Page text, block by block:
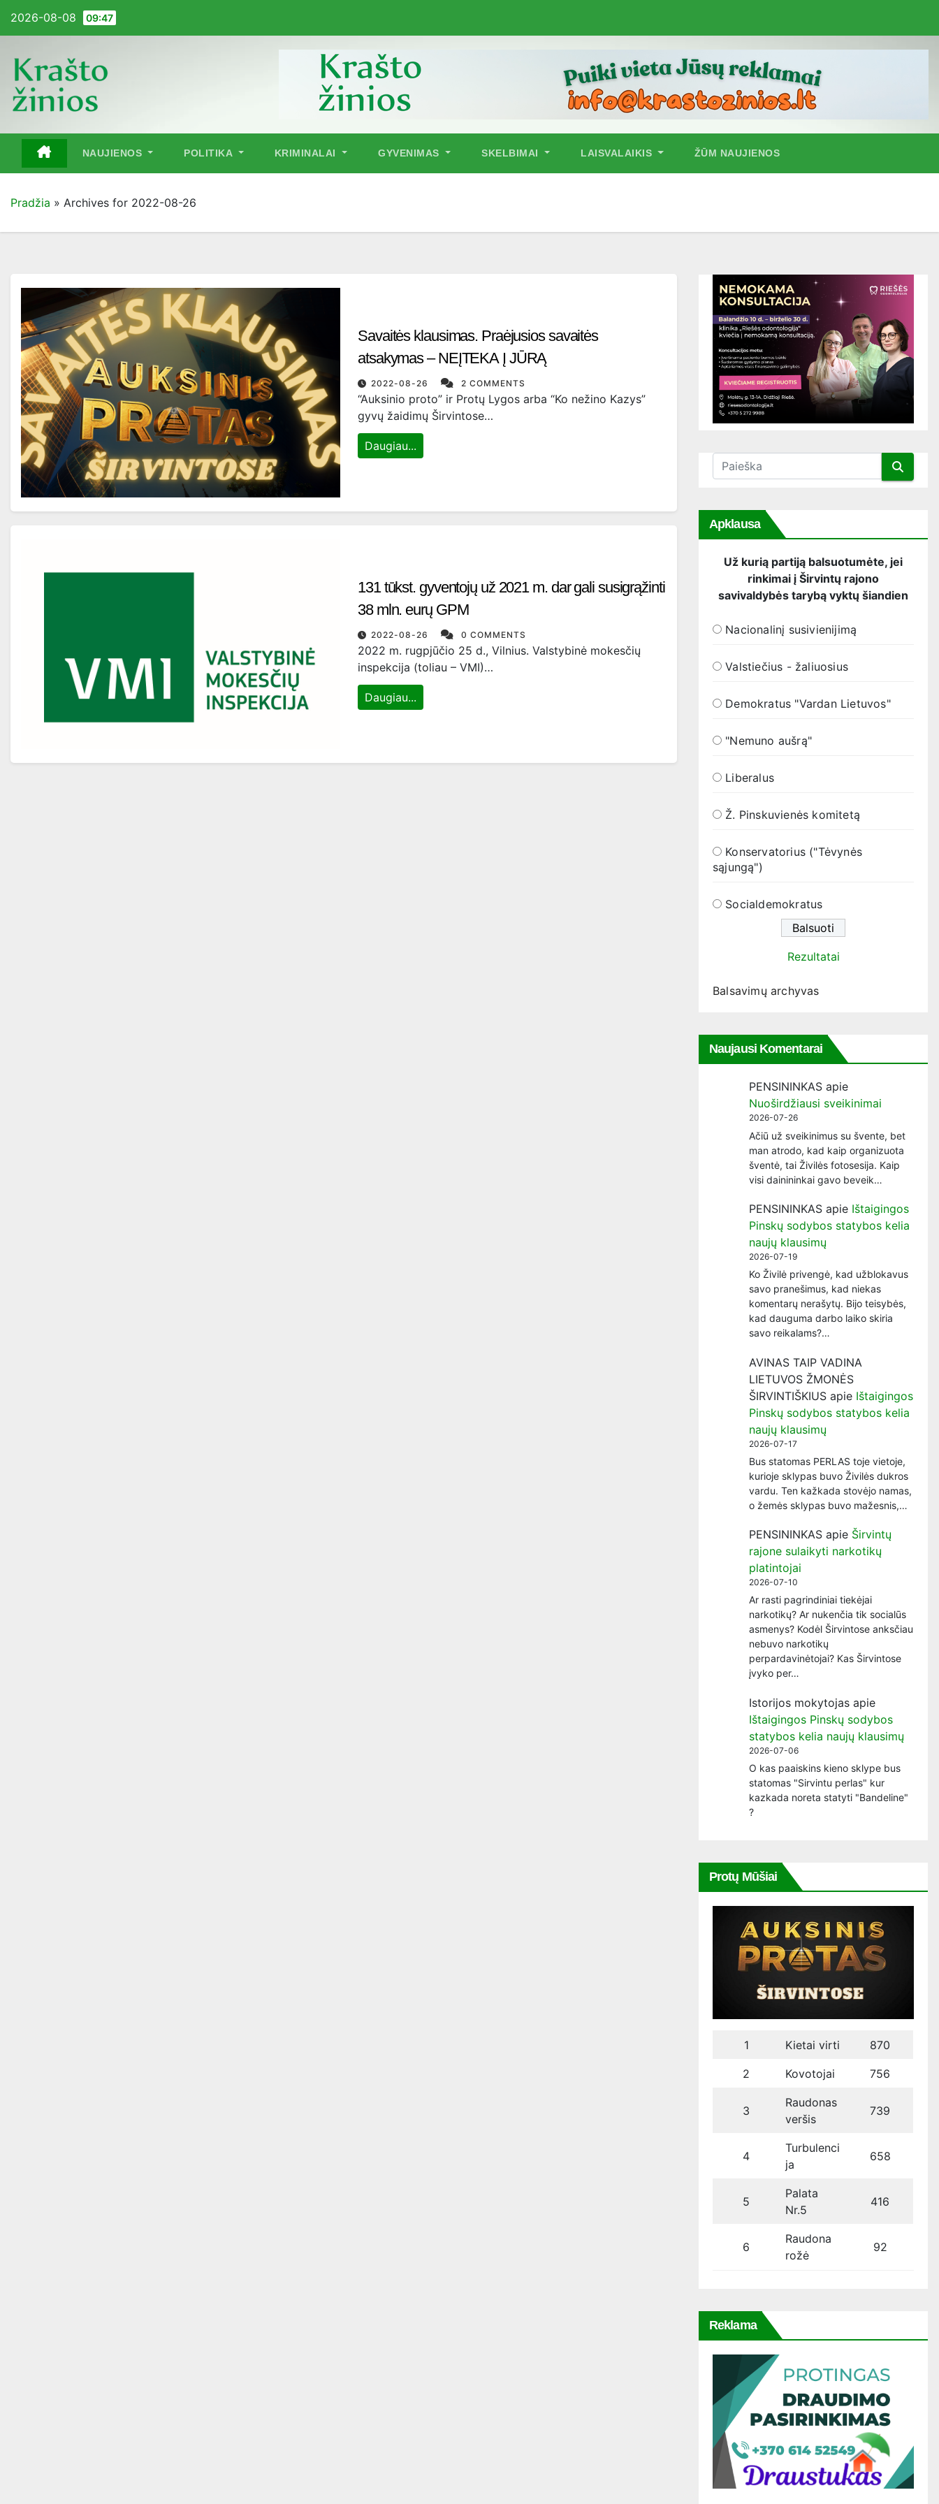
2026-08-08 09:47
NAUJIENOS POLITIKA KRIMINALAI GYVENIMAS SKELBIMAI LAISVALAIKIS ŽŪM NAUJIENOS
Pradžia » Archives for 2022-08-26
Savaitės klausimas. Praėjusios savaitės
atsakymas – NEĮTEKA Į JŪRĄ
2022-08-26 2 COMMENTS
“Auksinio proto” ir Protų Lygos arba “Ko nežino Kazys”
gyvų žaidimų Širvintose…
Daugiau...
131 tūkst. gyventojų už 2021 m. dar gali susigrąžinti
38 mln. eurų GPM
2022-08-26 0 COMMENTS
2022 m. rugpjūčio 25 d., Vilnius. Valstybinė mokesčių
inspekcija (toliau – VMI)…
Daugiau...
Apklausa
Už kurią partiją balsuotumėte, jei
rinkimai į Širvintų rajono
savivaldybės tarybą vyktų šiandien
Nacionalinį susivienijimą
Valstiečius - žaliuosius
Demokratus "Vardan Lietuvos"
"Nemuno aušrą"
Liberalus
Ž. Pinskuvienės komitetą
Konservatorius ("Tėvynės
sąjungą")
Socialdemokratus
Rezultatai
Balsavimų archyvas
Naujausi Komentarai
PENSININKAS apie
Nuoširdžiausi sveikinimai
2026-07-26
Ačiū už sveikinimus su švente, bet
man atrodo, kad kaip organizuota
šventė, tai Živilės fotosesija. Kaip
visi dainininkai gavo beveik…
PENSININKAS apie Ištaigingos
Pinskų sodybos statybos kelia
naujų klausimų
2026-07-19
Ko Živilė privengė, kad užblokavus
savo pranešimus, kad niekas
komentarų nerašytų. Bijo teisybės,
kad dauguma darbo laiko skiria
savo reikalams?…
AVINAS TAIP VADINA
LIETUVOS ŽMONĖS
ŠIRVINTIŠKIUS apie Ištaigingos
Pinskų sodybos statybos kelia
naujų klausimų
2026-07-17
Bus statomas PERLAS toje vietoje,
kurioje sklypas buvo Živilės dukros
vardu. Ten kažkada stovėjo namas,
o žemės sklypas buvo mažesnis,…
PENSININKAS apie Širvintų
rajone sulaikyti narkotikų
platintojai
2026-07-10
Ar rasti pagrindiniai tiekėjai
narkotikų? Ar nukenčia tik socialūs
asmenys? Kodėl Širvintose anksčiau
nebuvo narkotikų
perpardavinėtojai? Kas Širvintose
įvyko per…
Istorijos mokytojas apie
Ištaigingos Pinskų sodybos
statybos kelia naujų klausimų
2026-07-06
O kas paaiskins kieno sklype bus
statomas "Sirvintu perlas" kur
kazkada noreta statyti "Bandeline"
?
Protų Mūšiai
1 Kietai virti 870
2 Kovotojai 756
3
Raudonas
veršis
739
4
Turbulenci
ja
658
5
Palata
Nr.5
416
6
Raudona
rožė
92
Reklama